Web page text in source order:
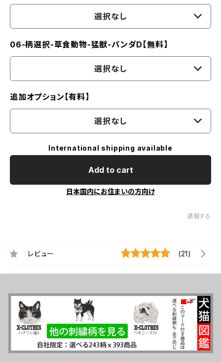
選択なし
06-柄選択-草食動物-猛獣-パンダD【無料】
選択なし
追加オプション【有料】
選択なし
International shipping available
Add to cart
日本国内にお住まいの方向け
通報する
レビュー (21)